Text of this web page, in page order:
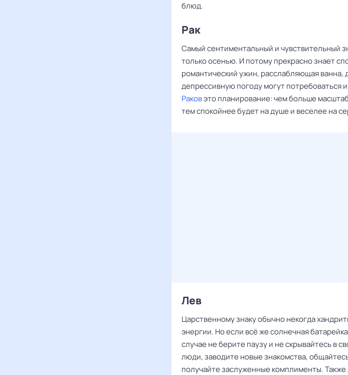
блюд.
Рак
Самый сентиментальный и чувствительный
только осенью. И потому прекрасно знает
романтический ужин, расслабляющая ванна,
депрессивную погоду могут потребоваться
Раковэто планирование: чем больше
тем спокойнее будет на душе и веселее на
Лев
Царственному знаку обычно некогда
энергии. Но если всё же солнечная
случае не берите паузу и не скрывайтесь в
люди, заводите новые знакомства,
получайте заслуженные комплименты. Также